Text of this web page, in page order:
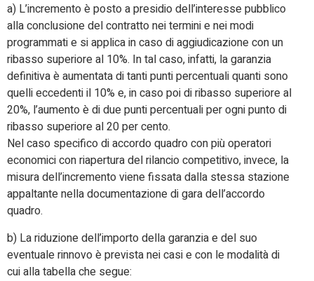
a) L’incremento è posto a presidio dell’interesse pubblico
alla conclusione del contratto nei termini e nei modi
programmati e si applica in caso di aggiudicazione con un
ribasso superiore al 10%. In tal caso, infatti, la garanzia
definitiva è aumentata di tanti punti percentuali quanti sono
quelli eccedenti il 10% e, in caso poi di ribasso superiore al
20%, l’aumento è di due punti percentuali per ogni punto di
ribasso superiore al 20 per cento.
Nel caso specifico di accordo quadro con più operatori
economici con riapertura del rilancio competitivo, invece, la
misura dell’incremento viene fissata dalla stessa stazione
appaltante nella documentazione di gara dell’accordo
quadro.
b) La riduzione dell’importo della garanzia e del suo
eventuale rinnovo è prevista nei casi e con le modalità di
cui alla tabella che segue: